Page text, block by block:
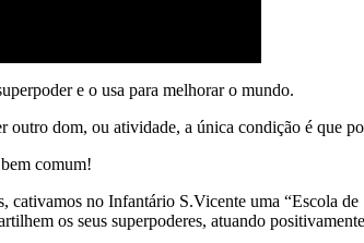
e o usa para melhorar o mundo.
dom, ou atividade, a única condição é que
comum!
cativamos no Infantário S.Vicente uma “Escola
os seus superpoderes, atuando